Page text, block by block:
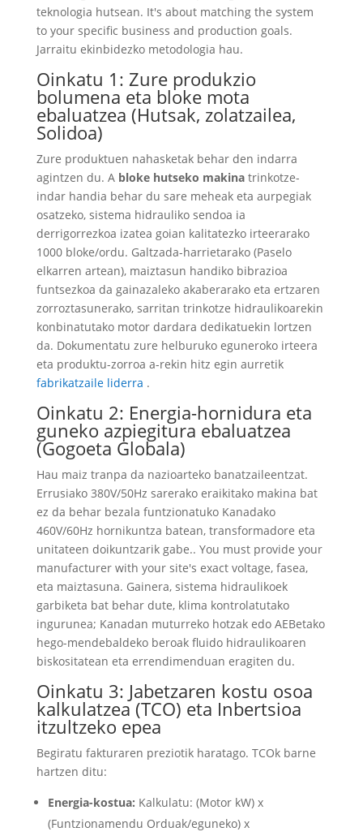
teknologia hutsean. It's about matching the system
to your specific business and production goals.
Jarraitu ekinbidezko metodologia hau.
Oinkatu 1: Zure produkzio
bolumena eta bloke mota
ebaluatzea (Hutsak, zolatzailea,
Solidoa)
Zure produktuen nahasketak behar den indarra
agintzen du. A bloke hutseko makina trinkotze-
indar handia behar du sare meheak eta aurpegiak
osatzeko, sistema hidrauliko sendoa ia
derrigorrezkoa izatea goian kalitatezko irteerarako
1000 bloke/ordu. Galtzada-harrietarako (Paselo
elkarren artean), maiztasun handiko bibrazioa
funtsezkoa da gainazaleko akaberarako eta ertzaren
zorroztasunerako, sarritan trinkotze hidraulikoarekin
konbinatutako motor dardara dedikatuekin lortzen
da. Dokumentatu zure helburuko eguneroko irteera
eta produktu-zorroa a-rekin hitz egin aurretik
fabrikatzaile liderra .
Oinkatu 2: Energia-hornidura eta
guneko azpiegitura ebaluatzea
(Gogoeta Globala)
Hau maiz tranpa da nazioarteko banatzaileentzat.
Errusiako 380V/50Hz sarerako eraikitako makina bat
ez da behar bezala funtzionatuko Kanadako
460V/60Hz hornikuntza batean, transformadore eta
unitateen doikuntzarik gabe.. You must provide your
manufacturer with your site's exact voltage, fasea,
eta maiztasuna. Gainera, sistema hidraulikoek
garbiketa bat behar dute, klima kontrolatutako
ingurunea; Kanadan muturreko hotzak edo AEBetako
hego-mendebaldeko beroak fluido hidraulikoaren
biskositatean eta errendimenduan eragiten du.
Oinkatu 3: Jabetzaren kostu osoa
kalkulatzea (TCO) eta Inbertsioa
itzultzeko epea
Begiratu fakturaren preziotik haratago. TCOk barne
hartzen ditu:
Energia-kostua: Kalkulatu: (Motor kW) x
(Funtzionamendu Orduak/eguneko) x